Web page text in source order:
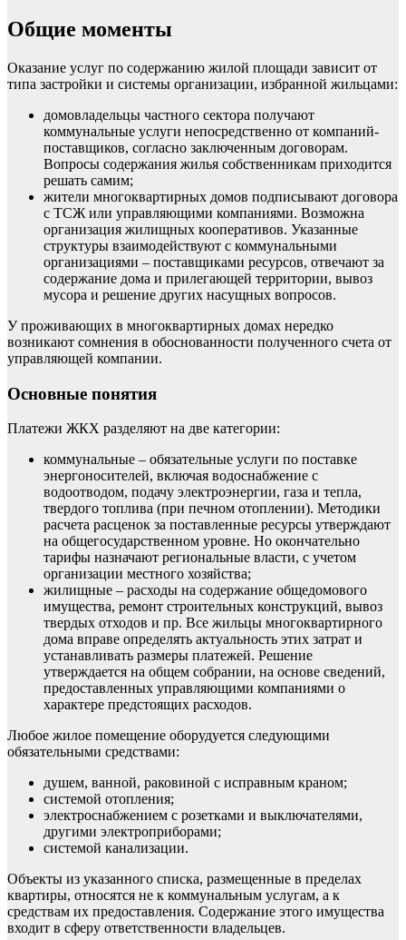
Общие моменты
Оказание услуг по содержанию жилой площади зависит от
типа застройки и системы организации, избранной жильцами:
домовладельцы частного сектора получают
коммунальные услуги непосредственно от компаний-
поставщиков, согласно заключенным договорам.
Вопросы содержания жилья собственникам приходится
решать самим;
жители многоквартирных домов подписывают договора
с ТСЖ или управляющими компаниями. Возможна
организация жилищных кооперативов. Указанные
структуры взаимодействуют с коммунальными
организациями – поставщиками ресурсов, отвечают за
содержание дома и прилегающей территории, вывоз
мусора и решение других насущных вопросов.
У проживающих в многоквартирных домах нередко
возникают сомнения в обоснованности полученного счета от
управляющей компании.
Основные понятия
Платежи ЖКХ разделяют на две категории:
коммунальные – обязательные услуги по поставке
энергоносителей, включая водоснабжение с
водоотводом, подачу электроэнергии, газа и тепла,
твердого топлива (при печном отоплении). Методики
расчета расценок за поставленные ресурсы утверждают
на общегосударственном уровне. Но окончательно
тарифы назначают региональные власти, с учетом
организации местного хозяйства;
жилищные – расходы на содержание общедомового
имущества, ремонт строительных конструкций, вывоз
твердых отходов и пр. Все жильцы многоквартирного
дома вправе определять актуальность этих затрат и
устанавливать размеры платежей. Решение
утверждается на общем собрании, на основе сведений,
предоставленных управляющими компаниями о
характере предстоящих расходов.
Любое жилое помещение оборудуется следующими
обязательными средствами:
душем, ванной, раковиной с исправным краном;
системой отопления;
электроснабжением с розетками и выключателями,
другими электроприборами;
системой канализации.
Объекты из указанного списка, размещенные в пределах
квартиры, относятся не к коммунальным услугам, а к
средствам их предоставления. Содержание этого имущества
входит в сферу ответственности владельцев.